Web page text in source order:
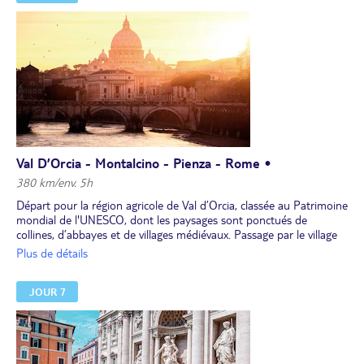
depuis la mer (env. 1h en bateau). Puis vous marcherez sur le
sentier Azzurro.
Déjeuner libre.
Vous passerez également à Portovenere, petit port plein de
charme. Retour à l'hôtel en fin de journée.
Dîner et nuit à l'hôtel.
Val D’Orcia - Montalcino - Pienza - Rome •
380 km/env. 5h
Départ pour la région agricole de Val d’Orcia, classée au Patrimoine
mondial de l'UNESCO, dont les paysages sont ponctués de
collines, d’abbayes et de villages médiévaux. Passage par le village
de Montalcino, associé au vin Brunello. Arrêt à l’abbaye de San
mondial de l'UNESCO, et sa piazza Pio II édifiée dans le style
Renaissance.
Déjeuner libre.
Traversée de la région du Latium.
Dîner et installation pour 3 nuits dans un hôtel 4* dans la région
de Rome.
Plus de détails
JOUR 7